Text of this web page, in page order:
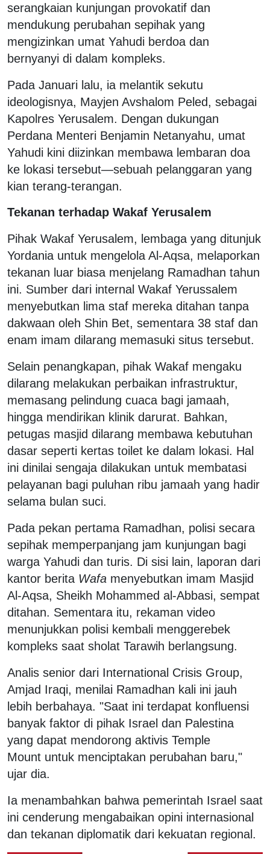
serangkaian kunjungan provokatif dan
mendukung perubahan sepihak yang
mengizinkan umat Yahudi berdoa dan
bernyanyi di dalam kompleks.
Pada Januari lalu, ia melantik sekutu
ideologisnya, Mayjen Avshalom Peled, sebagai
Kapolres Yerusalem. Dengan dukungan
Perdana Menteri Benjamin Netanyahu, umat
Yahudi kini diizinkan membawa lembaran doa
ke lokasi tersebut—sebuah pelanggaran yang
kian terang-terangan.
Tekanan terhadap Wakaf Yerusalem
Pihak Wakaf Yerusalem, lembaga yang ditunjuk
Yordania untuk mengelola Al-Aqsa, melaporkan
tekanan luar biasa menjelang Ramadhan tahun
ini. Sumber dari internal Wakaf Yerussalem
menyebutkan lima staf mereka ditahan tanpa
dakwaan oleh Shin Bet, sementara 38 staf dan
enam imam dilarang memasuki situs tersebut.
Selain penangkapan, pihak Wakaf mengaku
dilarang melakukan perbaikan infrastruktur,
memasang pelindung cuaca bagi jamaah,
hingga mendirikan klinik darurat. Bahkan,
petugas masjid dilarang membawa kebutuhan
dasar seperti kertas toilet ke dalam lokasi. Hal
ini dinilai sengaja dilakukan untuk membatasi
pelayanan bagi puluhan ribu jamaah yang hadir
selama bulan suci.
Pada pekan pertama Ramadhan, polisi secara
sepihak memperpanjang jam kunjungan bagi
warga Yahudi dan turis. Di sisi lain, laporan dari
kantor berita Wafa menyebutkan imam Masjid
Al-Aqsa, Sheikh Mohammed al-Abbasi, sempat
ditahan. Sementara itu, rekaman video
menunjukkan polisi kembali menggerebek
kompleks saat sholat Tarawih berlangsung.
Analis senior dari International Crisis Group,
Amjad Iraqi, menilai Ramadhan kali ini jauh
lebih berbahaya. "Saat ini terdapat konfluensi
banyak faktor di pihak Israel dan Palestina
yang dapat mendorong aktivis Temple
Mount untuk menciptakan perubahan baru,"
ujar dia.
Ia menambahkan bahwa pemerintah Israel saat
ini cenderung mengabaikan opini internasional
dan tekanan diplomatik dari kekuatan regional.